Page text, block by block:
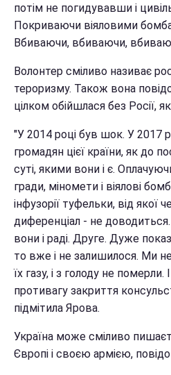
потім не погидувавши і
Покриваючи віяловими
Вбиваючи, вбиваючи,
Волонтер сміливо називає
тероризму. Також вона
цілком обійшлася без Росії,
"У 2014 році був шок. У 2017
громадян цієї країни, як до
суті, якими вони і є.
гради, міномети і віялові
інфузорії туфельки, від якої
диференціал - не
вони і раді. Друге. Дуже
то вже і не залишилося. Ми
їх газу, і з голоду не померли.
противагу закриття
підмітила Ярова.
Україна може сміливо
Європі і своєю армією,